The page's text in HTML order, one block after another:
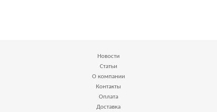
Новости
Статьи
О компании
Контакты
Оплата
Доставка